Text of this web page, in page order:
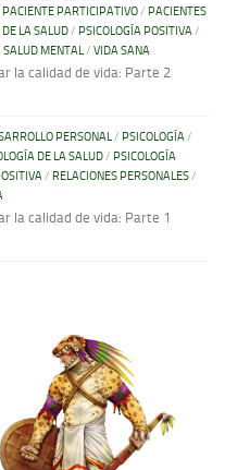
PACIENTE PARTICIPATIVO/ PACIENTES
LA SALUD/ PSICOLOGÍA POSITIVA/
SALUD MENTAL/ VIDA SANA
la calidad de vida: Parte 2
PERSONAL/ PSICOLOGÍA/
DE LA SALUD/ PSICOLOGÍA
/ RELACIONES PERSONALES/
la calidad de vida: Parte 1